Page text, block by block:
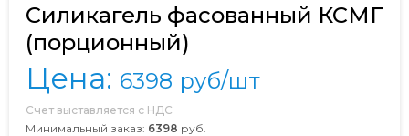
Силикагель фасованный КСМГ
(порционный)
Цена: 6398 руб/шт
Счет выставляется с НДС
Минимальный заказ: 6398 руб.